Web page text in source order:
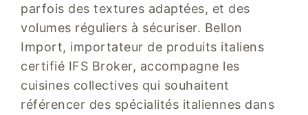
parfois des textures adaptées, et des
volumes réguliers à sécuriser. Bellon
Import, importateur de produits italiens
certifié IFS Broker, accompagne les
cuisines collectives qui souhaitent
référencer des spécialités italiennes dans